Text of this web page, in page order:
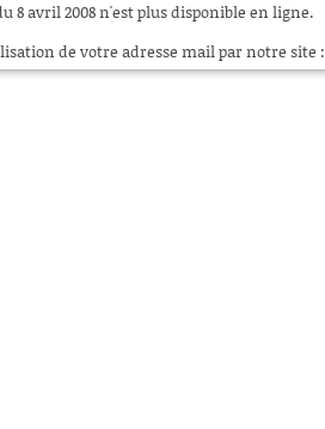
8 avril 2008 n'est plus disponible en ligne.
de votre adresse mail par notre site :